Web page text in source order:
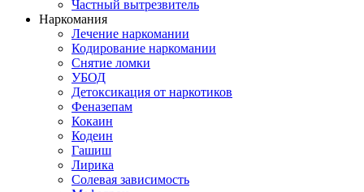
Частный вытрезвитель
Наркомания
Лечение наркомании
Кодирование наркомании
Снятие ломки
УБОД
Детоксикация от наркотиков
Феназепам
Кокаин
Кодеин
Гашиш
Лирика
Солевая зависимость